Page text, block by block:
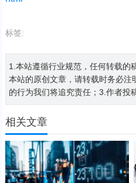
标签:
1.本站遵循行业规范，任何转载的
本站的原创文章，请转载时务必注
的行为我们将追究责任；3.作者投
相关文章